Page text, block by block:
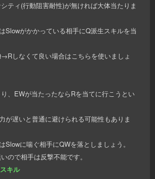
ティ(行動阻害耐性)が無ければ大体当たりま
Slowがかかっている相手にQ派生スキルを当
しなくて良い場合はこちらを使いましょ
、EWが当たったならRを当てに行こうとい
が遅いと普通に避けられる可能性もありま
Slowに喘ぐ相手にQWを落としましょう。
ので相手は反撃不能です。
キル